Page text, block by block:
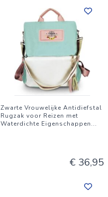
Zwarte Vrouwelijke Antidiefstal
Rugzak voor Reizen met
Waterdichte Eigenschappen...
€ 36,95